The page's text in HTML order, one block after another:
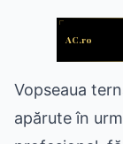
Vopseaua
apărute în